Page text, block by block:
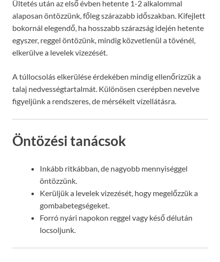
Ültetés után az első évben hetente 1-2 alkalommal
alaposan öntözzünk, főleg szárazabb időszakban. Kifejlett
bokornál elegendő, ha hosszabb szárazság idején hetente
egyszer, reggel öntözünk, mindig közvetlenül a tövénél,
elkerülve a levelek vizezését.
A túllocsolás elkerülése érdekében mindig ellenőrizzük a
talaj nedvességtartalmát. Különösen cserépben nevelve
figyeljünk a rendszeres, de mérsékelt vízellátásra.
Öntözési tanácsok
Inkább ritkábban, de nagyobb mennyiséggel
öntözzünk.
Kerüljük a levelek vizezését, hogy megelőzzük a
gombabetegségeket.
Forró nyári napokon reggel vagy késő délután
locsoljunk.